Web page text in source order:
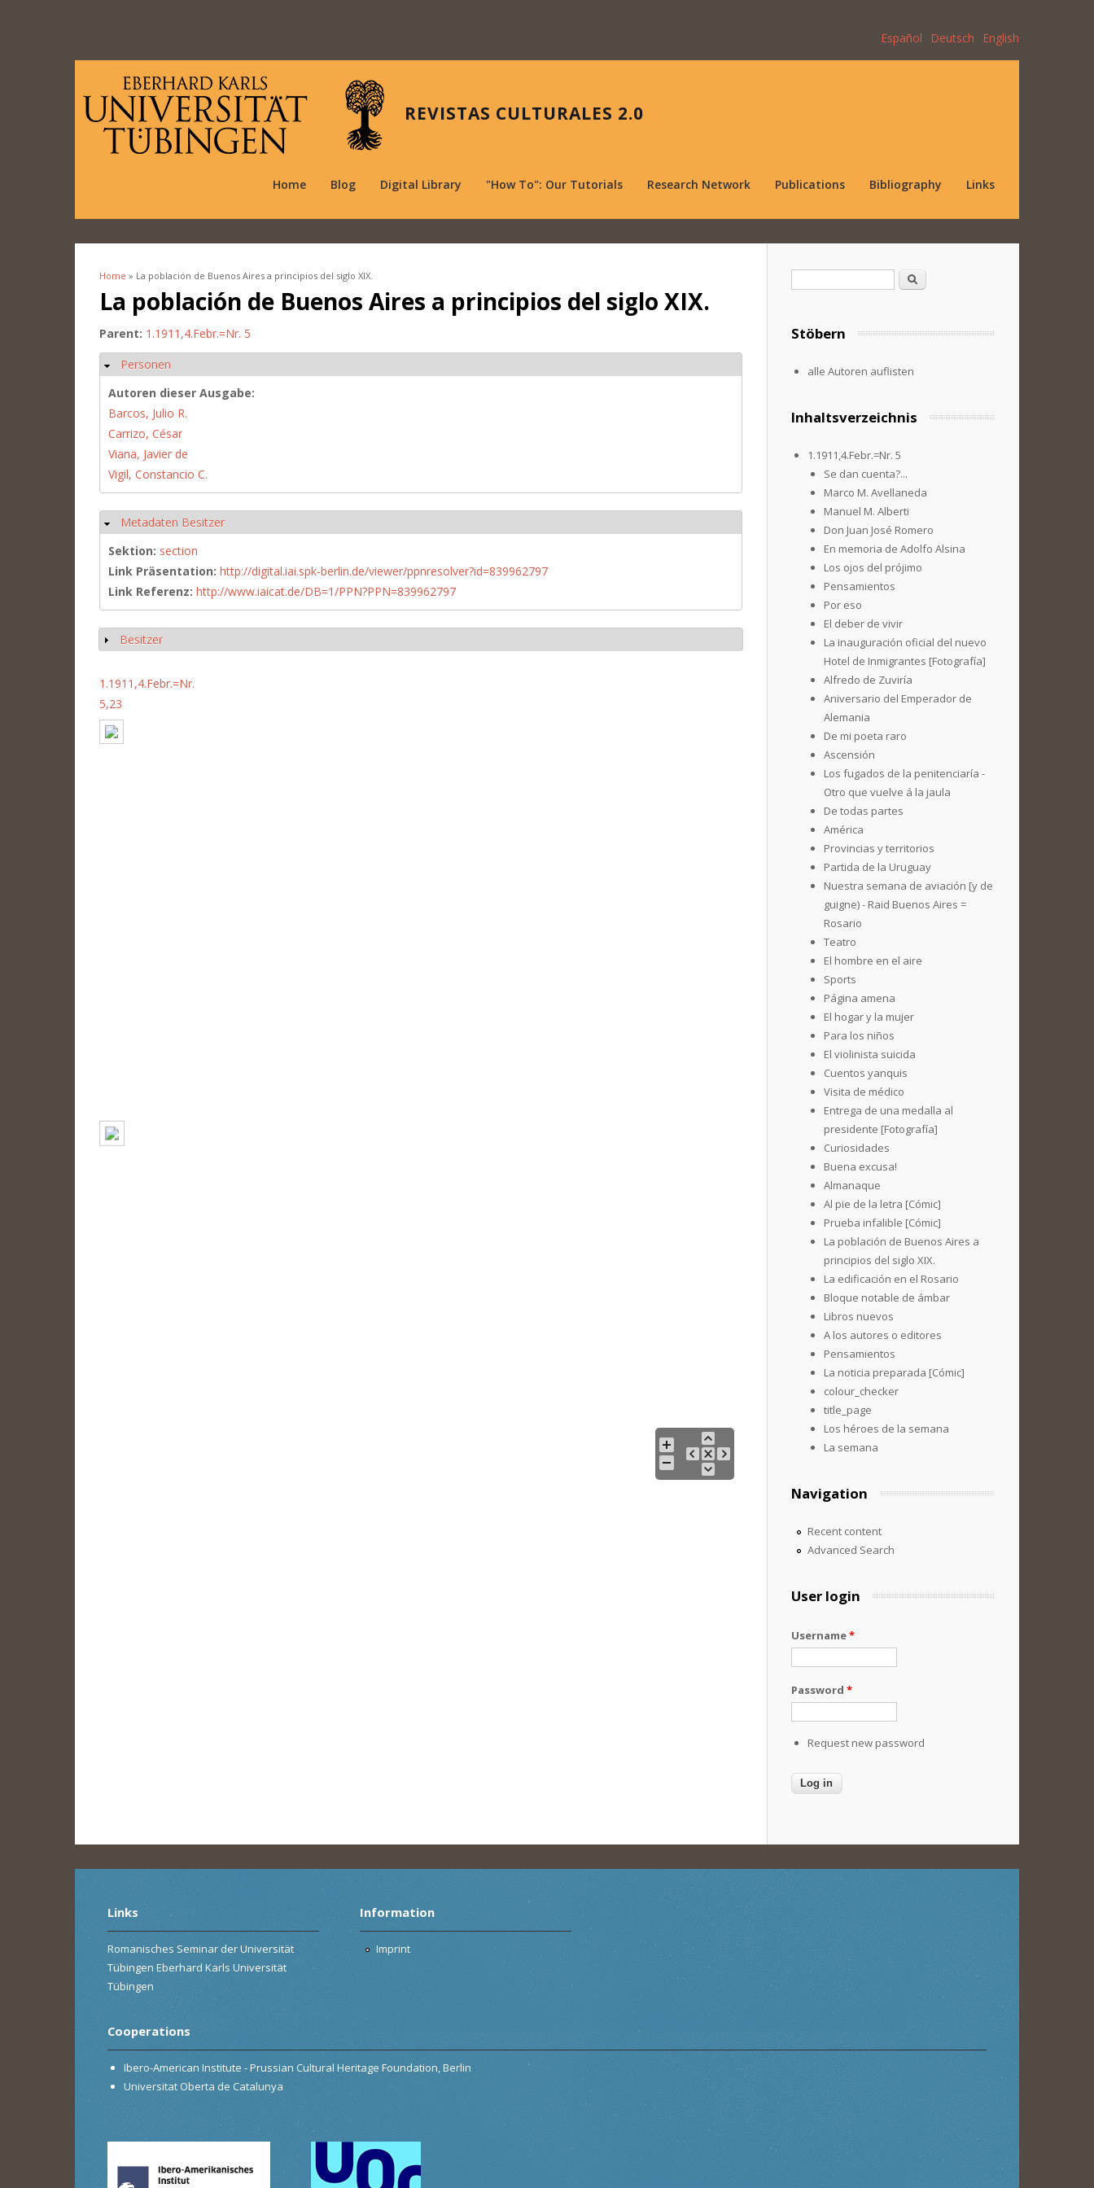
Español Deutsch English
REVISTAS CULTURALES 2.0
Home Blog Digital Library "How To": Our Tutorials Research Network Publications Bibliography Links
You are here
Home » La población de Buenos Aires a principios del siglo XIX.
La población de Buenos Aires a principios del siglo XIX.
Parent: 1.1911,4.Febr.=Nr. 5
Hide
Personen
Autoren dieser Ausgabe:
Barcos, Julio R.
Carrizo, César
Viana, Javier de
Vigil, Constancio C.
Hide
Metadaten Besitzer
Sektion: section
Link Präsentation: http://digital.iai.spk-berlin.de/viewer/ppnresolver?id=839962797
Link Referenz: http://www.iaicat.de/DB=1/PPN?PPN=839962797
Show
Besitzer
1.1911,4.Febr.=Nr.
5,23
Search
Stöbern
alle Autoren auflisten
Inhaltsverzeichnis
1.1911,4.Febr.=Nr. 5
Se dan cuenta?...
Marco M. Avellaneda
Manuel M. Alberti
Don Juan José Romero
En memoria de Adolfo Alsina
Los ojos del prójimo
Pensamientos
Por eso
El deber de vivir
La inauguración oficial del nuevo
Hotel de Inmigrantes [Fotografía]
Alfredo de Zuviría
Aniversario del Emperador de
Alemania
De mi poeta raro
Ascensión
Los fugados de la penitenciaría -
Otro que vuelve á la jaula
De todas partes
América
Provincias y territorios
Partida de la Uruguay
Nuestra semana de aviación [y de
guigne) - Raid Buenos Aires =
Rosario
Teatro
El hombre en el aire
Sports
Página amena
El hogar y la mujer
Para los niños
El violinista suicida
Cuentos yanquis
Visita de médico
Entrega de una medalla al
presidente [Fotografía]
Curiosidades
Buena excusa!
Almanaque
Al pie de la letra [Cómic]
Prueba infalible [Cómic]
La población de Buenos Aires a
principios del siglo XIX.
La edificación en el Rosario
Bloque notable de ámbar
Libros nuevos
A los autores o editores
Pensamientos
La noticia preparada [Cómic]
colour_checker
title_page
Los héroes de la semana
La semana
Navigation
Recent content
Advanced Search
User login
Username*
Password *
Request new password
Links
Romanisches Seminar der Universität
Tübingen Eberhard Karls Universität
Tübingen
Information
Imprint
Cooperations
Ibero-American Institute - Prussian Cultural Heritage Foundation, Berlin
Universitat Oberta de Catalunya